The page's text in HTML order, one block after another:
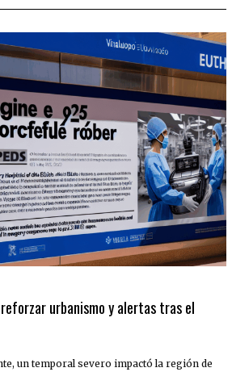
urbanismo y alertas tras el
un temporal severo impactó la región de